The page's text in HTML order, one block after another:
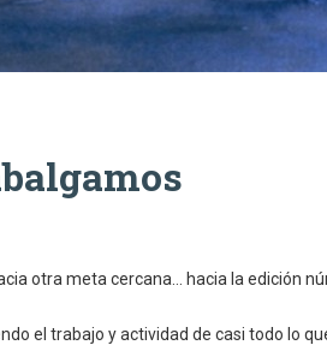
otra meta cercana… hacia la edición
el trabajo y actividad de casi todo lo